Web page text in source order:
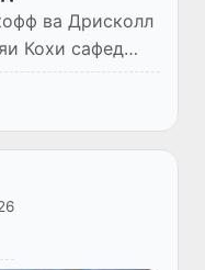
ва Дрисколл
Кохи сафед
медиҳанд.